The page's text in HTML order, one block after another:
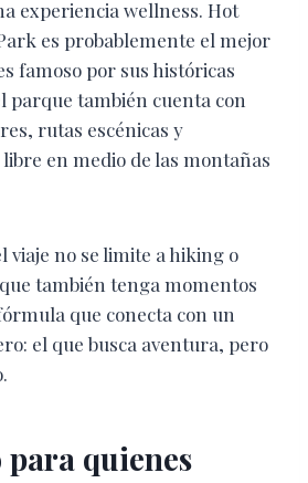
experiencia wellness. Hot
es probablemente el mejor
famoso por sus históricas
parque también cuenta con
rutas escénicas y
en medio de las montañas
viaje no se limite a hiking o
también tenga momentos
que conecta con un
el que busca aventura, pero
quienes